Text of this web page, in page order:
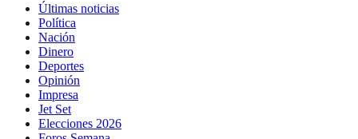
Últimas noticias
Política
Nación
Dinero
Deportes
Opinión
Impresa
Jet Set
Elecciones 2026